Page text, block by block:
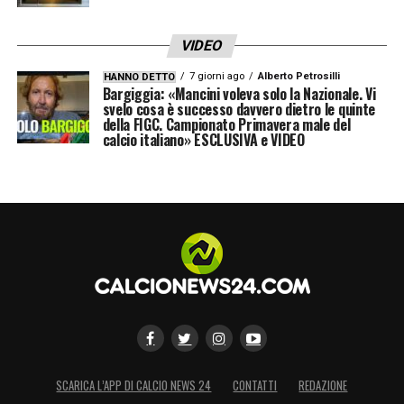
invece smarrire questi valori.
LA PLAYLIST DELLE NOSTRE TOP NEWS
VIDEO
HANNO DETTO 7 giorni ago Alberto Petrosilli
Bargiggia: «Mancini voleva solo la Nazionale. Vi
svelo cosa è successo davvero dietro le quinte
della FIGC. Campionato Primavera male del
calcio italiano» ESCLUSIVA e VIDEO
SCARICA L’APP DI CALCIO NEWS 24 CONTATTI
REDAZIONE